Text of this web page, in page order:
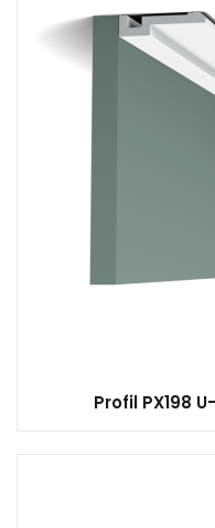
Profil PX198